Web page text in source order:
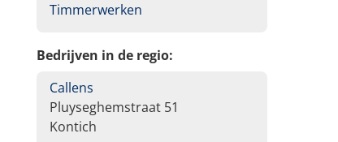
Timmerwerken
Bedrijven in de regio:
Callens
Pluyseghemstraat 51
Kontich